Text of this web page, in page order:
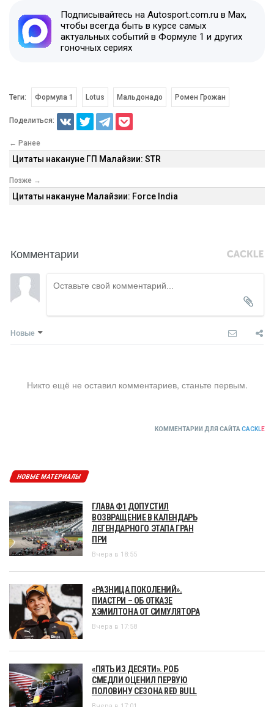
Подписывайтесь на Autosport.com.ru в Max,
чтобы всегда быть в курсе самых
актуальных событий в Формуле 1 и других
гоночных сериях
Теги: Формула 1 Lotus Мальдонадо Ромен Грожан
Поделиться:
← Ранее
Цитаты накануне ГП Малайзии: STR
Позже →
Цитаты накануне Малайзии: Force India
Комментарии
Новые
Никто ещё не оставил комментариев, станьте первым.
КОММЕНТАРИИ ДЛЯ САЙТА CACKLE
НОВЫЕ МАТЕРИАЛЫ
ГЛАВА Ф1 ДОПУСТИЛ
ВОЗВРАЩЕНИЕ В КАЛЕНДАРЬ
ЛЕГЕНДАРНОГО ЭТАПА ГРАН
ПРИ
Вчера в 18:55
«РАЗНИЦА ПОКОЛЕНИЙ».
ПИАСТРИ – ОБ ОТКАЗЕ
ХЭМИЛТОНА ОТ СИМУЛЯТОРА
Вчера в 17:58
«ПЯТЬ ИЗ ДЕСЯТИ». РОБ
СМЕДЛИ ОЦЕНИЛ ПЕРВУЮ
ПОЛОВИНУ СЕЗОНА RED BULL